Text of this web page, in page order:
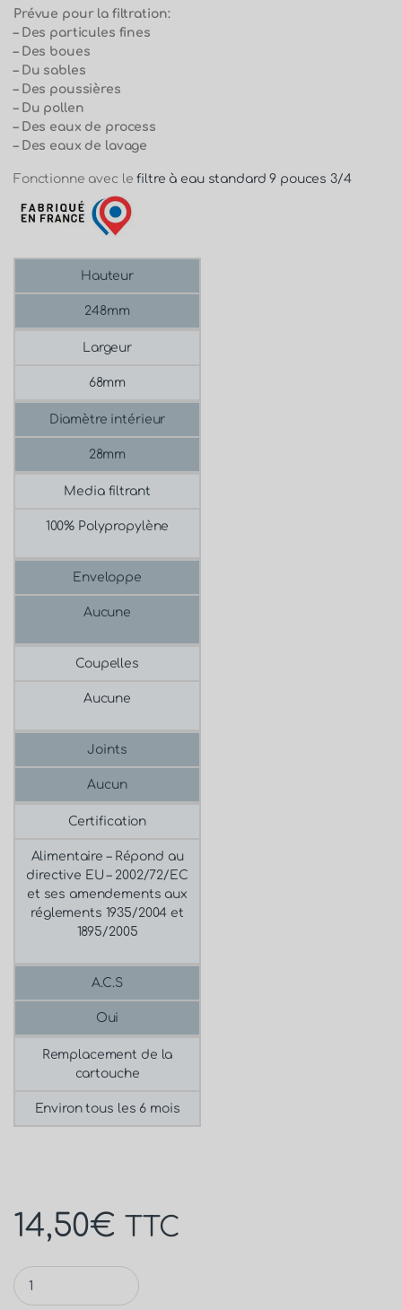
Prévue pour la filtration:
– Des particules fines
– Des boues
– Du sables
– Des poussières
– Du pollen
– Des eaux de process
– Des eaux de lavage
Fonctionne avec lefiltre à eau standard 9 pouces 3/4
Hauteur
248mm
Largeur
68mm
Diamètre intérieur
28mm
Media filtrant
100% Polypropylène
Enveloppe
Aucune
Coupelles
Aucune
Joints
Aucun
Certification
Alimentaire – Répond au
directive EU – 2002/72/EC
et ses amendements aux
réglements 1935/2004 et
1895/2005
A.C.S
Oui
Remplacement de la
cartouche
Environ tous les 6 mois
14,50€ TTC